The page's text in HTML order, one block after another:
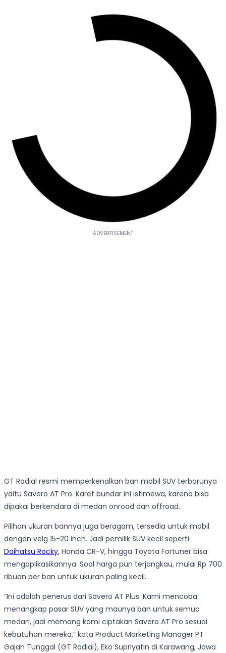
GT Radial resmi memperkenalkan ban mobil SUV terbarunya
yaitu Savero AT Pro. Karet bundar ini istimewa, karena bisa
dipakai berkendara di medan onroad dan offroad.
Pilihan ukuran bannya juga beragam, tersedia untuk mobil
dengan velg 15-20 inch. Jadi pemilik SUV kecil seperti
Daihatsu Rocky, Honda CR-V, hingga Toyota Fortuner bisa
mengaplikasikannya. Soal harga pun terjangkau, mulai Rp 700
ribuan per ban untuk ukuran paling kecil.
“Ini adalah penerus dari Savero AT Plus. Kami mencoba
menangkap pasar SUV yang maunya ban untuk semua
medan, jadi memang kami ciptakan Savero AT Pro sesuai
kebutuhan mereka,” kata Product Marketing Manager PT
Gajah Tunggal (GT Radial), Eko Supriyatin di Karawang, Jawa